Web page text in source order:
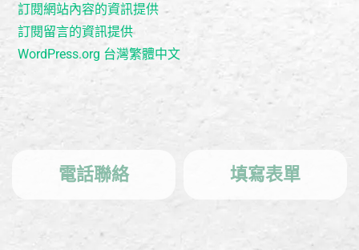
訂閱網站內容的資訊提供
訂閱留言的資訊提供
WordPress.org 台灣繁體中文
電話聯絡 填寫表單